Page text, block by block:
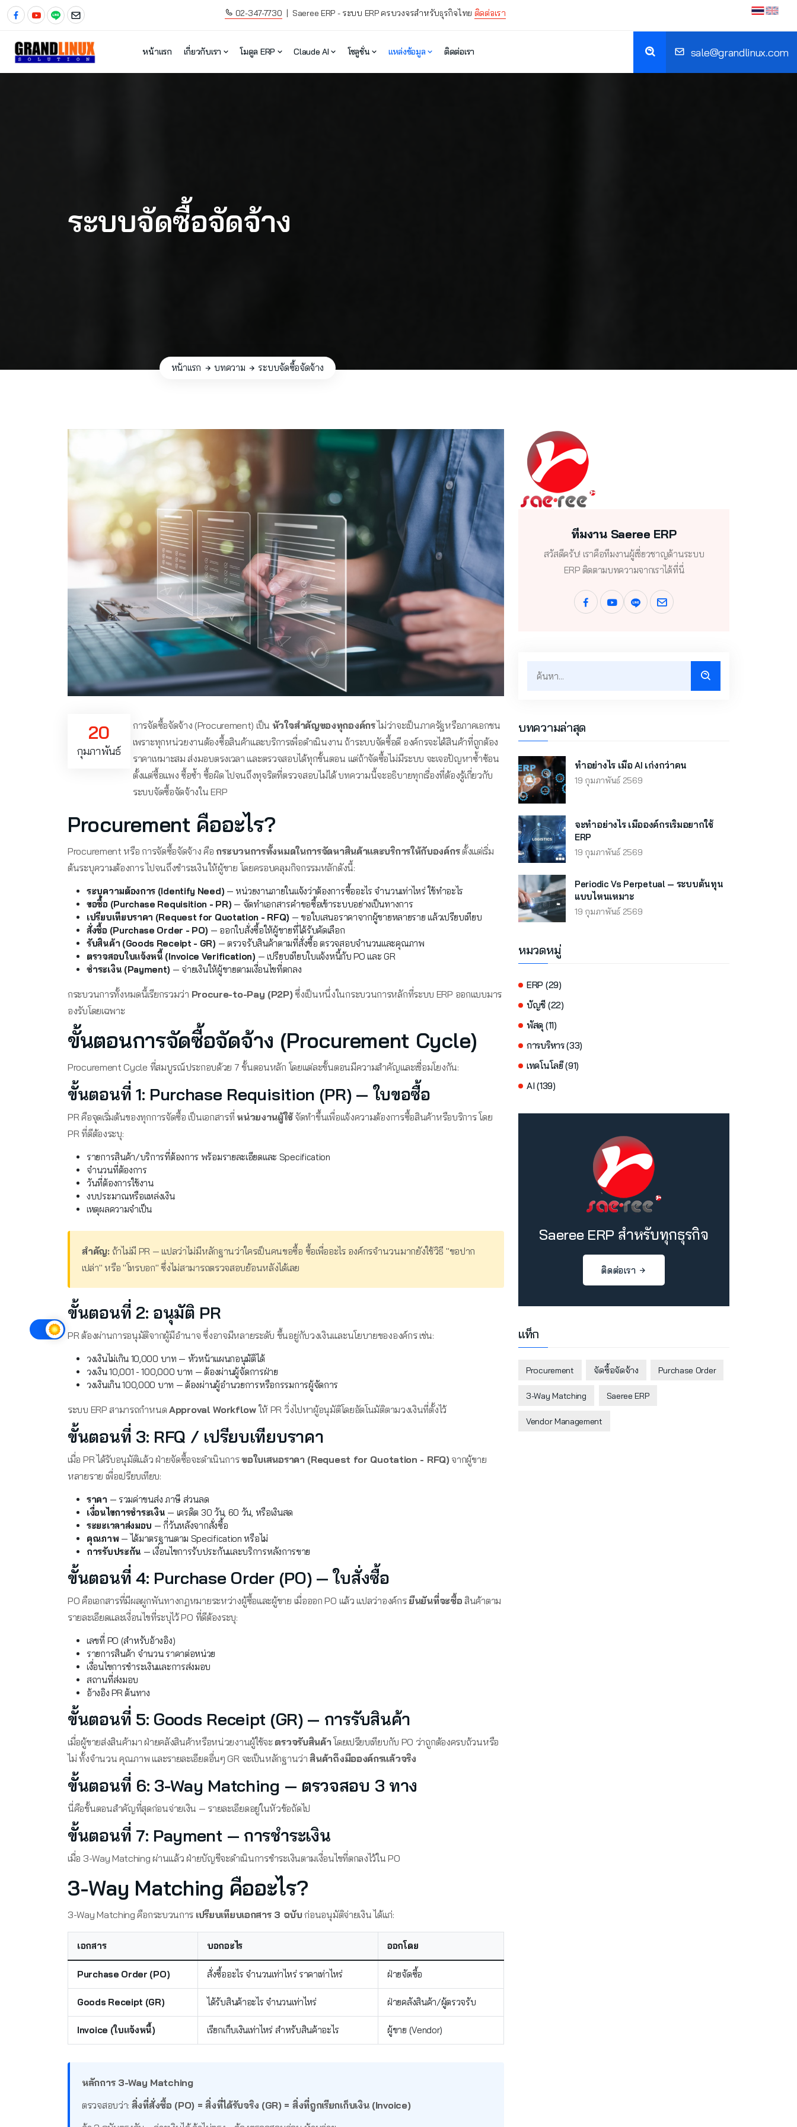
02-347-7730 | Saeree ERP - ระบบ ERP ครบวงจรสำหรับธุรกิจไทย ติดต่อเรา
หน้าแรก เกี่ยวกับเรา โมดูล ERP Claude AI โซลูชั่น แหล่งข้อมูล ติดต่อเรา sale@grandlinux.com
ระบบจัดซื้อจัดจ้าง
หน้าแรก บทความ ระบบจัดซื้อจัดจ้าง
20
กุมภาพันธ์
การจัดซื้อจัดจ้าง (Procurement) เป็น หัวใจสำคัญของทุกองค์กรไม่ว่าจะเป็นภาครัฐหรือภาคเอกชน
เพราะทุกหน่วยงานต้องซื้อสินค้าและบริการเพื่อดำเนินงาน ถ้าระบบจัดซื้อดี องค์กรจะได้สินค้าที่ถูกต้อง
ราคาเหมาะสม ส่งมอบตรงเวลา และตรวจสอบได้ทุกขั้นตอน แต่ถ้าจัดซื้อไม่มีระบบ จะเจอปัญหาซ้ำซ้อน
ตั้งแต่ซื้อแพง ซื้อซ้ำ ซื้อผิด ไปจนถึงทุจริตที่ตรวจสอบไม่ได้ บทความนี้จะอธิบายทุกเรื่องที่ต้องรู้เกี่ยวกับ
ระบบจัดซื้อจัดจ้างใน ERP
Procurement คืออะไร?
Procurement หรือ การจัดซื้อจัดจ้าง คือกระบวนการทั้งหมดในการจัดหาสินค้าและบริการให้กับองค์กรตั้งแต่เริ่ม
ต้นระบุความต้องการ ไปจนถึงชำระเงินให้ผู้ขาย โดยครอบคลุมกิจกรรมหลักดังนี้:
ระบุความต้องการ (Identify Need) — หน่วยงานภายในแจ้งว่าต้องการซื้ออะไร จำนวนเท่าไหร่ ใช้ทำอะไร
ขอซื้อ (Purchase Requisition - PR) — จัดทำเอกสารคำขอซื้อเข้าระบบอย่างเป็นทางการ
เปรียบเทียบราคา (Request for Quotation - RFQ) — ขอใบเสนอราคาจากผู้ขายหลายราย แล้วเปรียบเทียบ
สั่งซื้อ (Purchase Order - PO) — ออกใบสั่งซื้อให้ผู้ขายที่ได้รับคัดเลือก
รับสินค้า (Goods Receipt - GR) — ตรวจรับสินค้าตามที่สั่งซื้อ ตรวจสอบจำนวนและคุณภาพ
ตรวจสอบใบแจ้งหนี้ (Invoice Verification) — เปรียบเทียบใบแจ้งหนี้กับ PO และ GR
ชำระเงิน (Payment) — จ่ายเงินให้ผู้ขายตามเงื่อนไขที่ตกลง
กระบวนการทั้งหมดนี้เรียกรวมว่า Procure-to-Pay (P2P)ซึ่งเป็นหนึ่งในกระบวนการหลักที่ระบบ ERP ออกแบบมาร
องรับโดยเฉพาะ
ขั้นตอนการจัดซื้อจัดจ้าง (Procurement Cycle)
Procurement Cycle ที่สมบูรณ์ประกอบด้วย 7 ขั้นตอนหลัก โดยแต่ละขั้นตอนมีความสำคัญและเชื่อมโยงกัน:
ขั้นตอนที่ 1: Purchase Requisition (PR) — ใบขอซื้อ
PR คือจุดเริ่มต้นของทุกการจัดซื้อ เป็นเอกสารที่ หน่วยงานผู้ใช้จัดทำขึ้นเพื่อแจ้งความต้องการซื้อสินค้าหรือบริการ โดย
PR ที่ดีต้องระบุ:
รายการสินค้า/บริการที่ต้องการ พร้อมรายละเอียดและ Specification
จำนวนที่ต้องการ
วันที่ต้องการใช้งาน
งบประมาณหรือแหล่งเงิน
เหตุผลความจำเป็น
สำคัญ: ถ้าไม่มี PR — แปลว่าไม่มีหลักฐานว่าใครเป็นคนขอซื้อ ซื้อเพื่ออะไร องค์กรจำนวนมากยังใช้วิธี "ขอปาก
เปล่า" หรือ "โทรบอก" ซึ่งไม่สามารถตรวจสอบย้อนหลังได้เลย
ขั้นตอนที่ 2: อนุมัติ PR
PR ต้องผ่านการอนุมัติจากผู้มีอำนาจ ซึ่งอาจมีหลายระดับ ขึ้นอยู่กับวงเงินและนโยบายขององค์กร เช่น:
วงเงินไม่เกิน 10,000 บาท — หัวหน้าแผนกอนุมัติได้
วงเงิน 10,001 - 100,000 บาท — ต้องผ่านผู้จัดการฝ่าย
วงเงินเกิน 100,000 บาท — ต้องผ่านผู้อำนวยการหรือกรรมการผู้จัดการ
ระบบ ERP สามารถกำหนด Approval Workflowให้ PR วิ่งไปหาผู้อนุมัติโดยอัตโนมัติตามวงเงินที่ตั้งไว้
ขั้นตอนที่ 3: RFQ / เปรียบเทียบราคา
เมื่อ PR ได้รับอนุมัติแล้ว ฝ่ายจัดซื้อจะดำเนินการขอใบเสนอราคา (Request for Quotation - RFQ)จากผู้ขาย
หลายราย เพื่อเปรียบเทียบ:
ราคา — รวมค่าขนส่ง ภาษี ส่วนลด
เงื่อนไขการชำระเงิน — เครดิต 30 วัน, 60 วัน, หรือเงินสด
ระยะเวลาส่งมอบ — กี่วันหลังจากสั่งซื้อ
คุณภาพ — ได้มาตรฐานตาม Specification หรือไม่
การรับประกัน — เงื่อนไขการรับประกันและบริการหลังการขาย
ขั้นตอนที่ 4: Purchase Order (PO) — ใบสั่งซื้อ
PO คือเอกสารที่มีผลผูกพันทางกฎหมายระหว่างผู้ซื้อและผู้ขาย เมื่อออก PO แล้ว แปลว่าองค์กร ยืนยันที่จะซื้อ สินค้าตาม
รายละเอียดและเงื่อนไขที่ระบุไว้ PO ที่ดีต้องระบุ:
เลขที่ PO (สำหรับอ้างอิง)
รายการสินค้า จำนวน ราคาต่อหน่วย
เงื่อนไขการชำระเงินและการส่งมอบ
สถานที่ส่งมอบ
อ้างอิง PR ต้นทาง
ขั้นตอนที่ 5: Goods Receipt (GR) — การรับสินค้า
เมื่อผู้ขายส่งสินค้ามา ฝ่ายคลังสินค้าหรือหน่วยงานผู้ใช้จะ ตรวจรับสินค้าโดยเปรียบเทียบกับ PO ว่าถูกต้องครบถ้วนหรือ
ไม่ ทั้งจำนวน คุณภาพ และรายละเอียดอื่นๆ GR จะเป็นหลักฐานว่าสินค้าถึงมือองค์กรแล้วจริง
ขั้นตอนที่ 6: 3-Way Matching — ตรวจสอบ 3 ทาง
นี่คือขั้นตอนสำคัญที่สุดก่อนจ่ายเงิน — รายละเอียดอยู่ในหัวข้อถัดไป
ขั้นตอนที่ 7: Payment — การชำระเงิน
เมื่อ 3-Way Matching ผ่านแล้ว ฝ่ายบัญชีจะดำเนินการชำระเงินตามเงื่อนไขที่ตกลงไว้ใน PO
3-Way Matching คืออะไร?
3-Way Matching คือกระบวนการ เปรียบเทียบเอกสาร 3 ฉบับก่อนอนุมัติจ่ายเงิน ได้แก่:
เอกสาร บอกอะไร ออกโดย
Purchase Order (PO) สั่งซื้ออะไร จำนวนเท่าไหร่ ราคาเท่าไหร่ ฝ่ายจัดซื้อ
Goods Receipt (GR) ได้รับสินค้าอะไร จำนวนเท่าไหร่ ฝ่ายคลังสินค้า/ผู้ตรวจรับ
Invoice (ใบแจ้งหนี้) เรียกเก็บเงินเท่าไหร่ สำหรับสินค้าอะไร ผู้ขาย (Vendor)
หลักการ 3-Way Matching
ตรวจสอบว่า: สิ่งที่สั่งซื้อ (PO) = สิ่งที่ได้รับจริง (GR) = สิ่งที่ถูกเรียกเก็บเงิน (Invoice)
ทีมงาน Saeree ERP
สวัสดีครับ! เราคือทีมงานผู้เชี่ยวชาญด้านระบบ
ERP ติดตามบทความจากเราได้ที่นี่
บทความล่าสุด
ทำอย่างไร เมื่อ AI เก่งกว่าคน
19 กุมภาพันธ์ 2569
จะทำอย่างไร เมื่อองค์กรเริ่มอยากใช้
ERP
19 กุมภาพันธ์ 2569
Periodic Vs Perpetual — ระบบต้นทุน
แบบไหนเหมาะ
19 กุมภาพันธ์ 2569
หมวดหมู่
ERP (29)
บัญชี (22)
พัสดุ (11)
การบริหาร (33)
เทคโนโลยี (91)
AI (139)
Saeree ERP สำหรับทุกธุรกิจ
ติดต่อเรา
แท็ก
Procurement จัดซื้อจัดจ้าง Purchase Order
3-Way Matching Saeree ERP
Vendor Management